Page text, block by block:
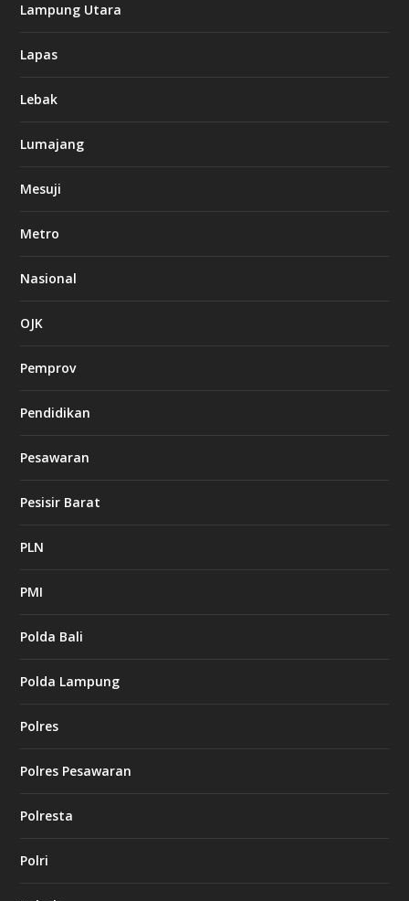
Lampung Utara
Lapas
Lebak
Lumajang
Mesuji
Metro
Nasional
OJK
Pemprov
Pendidikan
Pesawaran
Pesisir Barat
PLN
PMI
Polda Bali
Polda Lampung
Polres
Polres Pesawaran
Polresta
Polri